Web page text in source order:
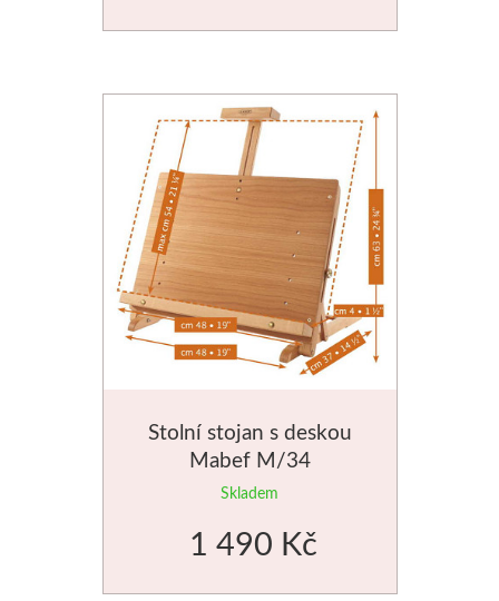
Stolní stojan s deskou
Mabef M/34
Skladem
1 490 Kč